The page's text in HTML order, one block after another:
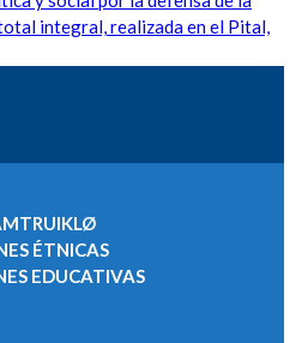
de Guambía | Pueblo Misak |
De Guambía, Pueblo Misak,
ÉTNICAS
EDUCATIVAS